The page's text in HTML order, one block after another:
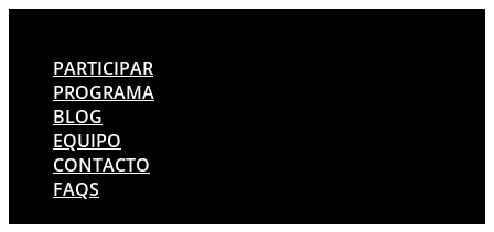
PARTICIPAR
PROGRAMA
BLOG
EQUIPO
CONTACTO
FAQS